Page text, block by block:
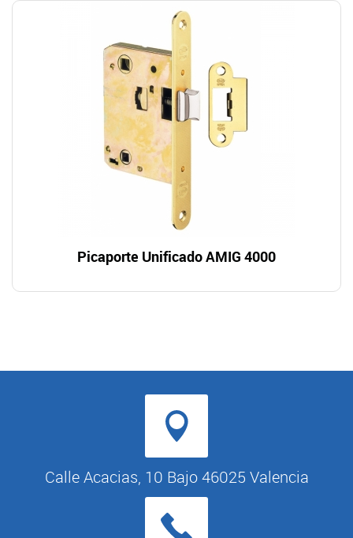
Picaporte Unificado AMIG 4000
Calle Acacias, 10 Bajo 46025 Valencia